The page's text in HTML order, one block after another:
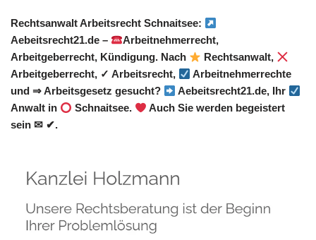
Rechtsanwalt Arbeitsrecht Schnaitsee:
Aebeitsrecht21.de –
Arbeitnehmerrecht,
Arbeitgeberrecht, Kündigung. Nach
Rechtsanwalt,
Arbeitgeberrecht, ✓ Arbeitsrecht,
Arbeitnehmerrechte
und ⇒ Arbeitsgesetz gesucht?
Aebeitsrecht21.de, Ihr
Anwalt in
Schnaitsee.
Auch Sie werden begeistert
sein ✉ ✔.